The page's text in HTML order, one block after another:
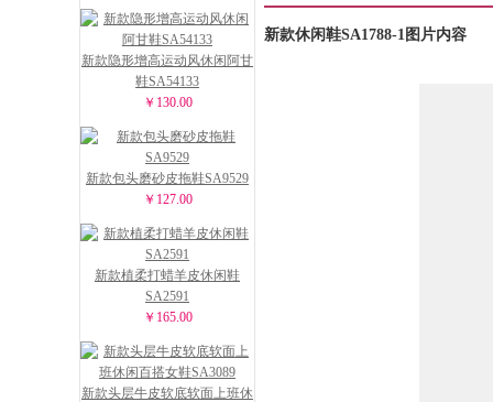
新款隐形增高运动风休闲阿甘
鞋SA54133
￥130.00
新款包头磨砂皮拖鞋SA9529
￥127.00
新款植柔打蜡羊皮休闲鞋
SA2591
￥165.00
新款头层牛皮软底软面上班休
新款休闲鞋SA1788-1图片内容